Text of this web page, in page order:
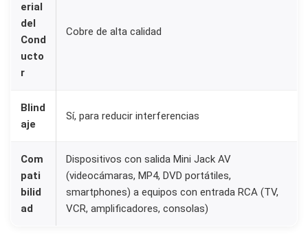
erial
del
Cond
ucto
r
Cobre de alta calidad
Blind
aje
Sí, para reducir interferencias
Com
pati
bilid
ad
Dispositivos con salida Mini Jack AV
(videocámaras, MP4, DVD portátiles,
smartphones) a equipos con entrada RCA (TV,
VCR, amplificadores, consolas)